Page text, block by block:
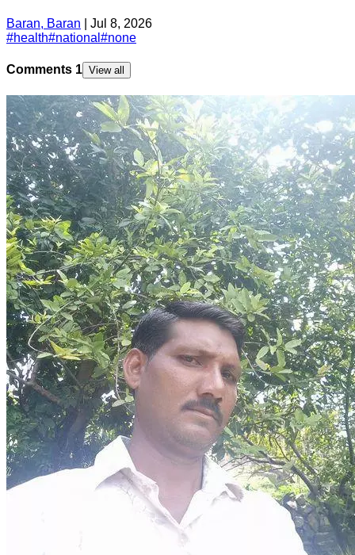
Baran, Baran
Jul 8, 2026
#health#national #none
Comments 1 View all